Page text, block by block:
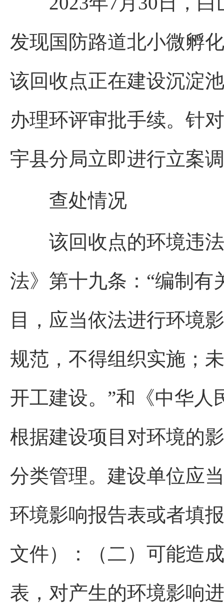
发现国防路道北小微孵
该回收点正在建设沉淀
办理环评审批手续。针
宇县分局立即进行立案
查处情况
该回收点的环境违法
法》第十九条：“编制有
目，应当依法进行环境
规范，不得组织实施；
开工建设。”和《中华人
根据建设项目对环境的
分类管理。建设单位应
环境影响报告表或者填
文件）：（二）可能造
表，对产生的环境影响